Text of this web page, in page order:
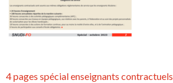
4 pages spécial enseignants contractuels